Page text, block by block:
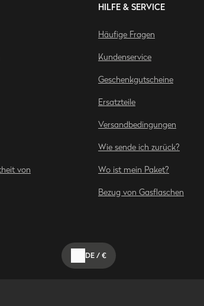
von
HILFE & SERVICE
Häufige Fragen
Kundenservice
Geschenkgutscheine
Ersatzteile
Versandbedingungen
Wie sende ich zurück?
Wo ist mein Paket?
Bezug von Gasflaschen
DE/€